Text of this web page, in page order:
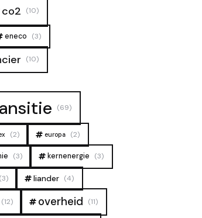
co2 (10)
eneco (3)
(10)
(69)
(2) europa (2)
(3) kernenergie (3)
(3) liander (4)
(12) overheid (11)